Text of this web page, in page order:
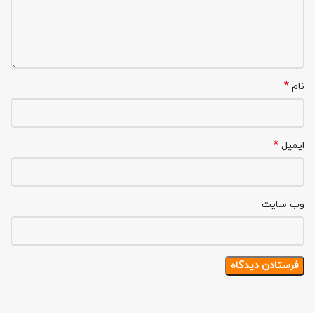
نام *
ایمیل *
وب‌ سایت